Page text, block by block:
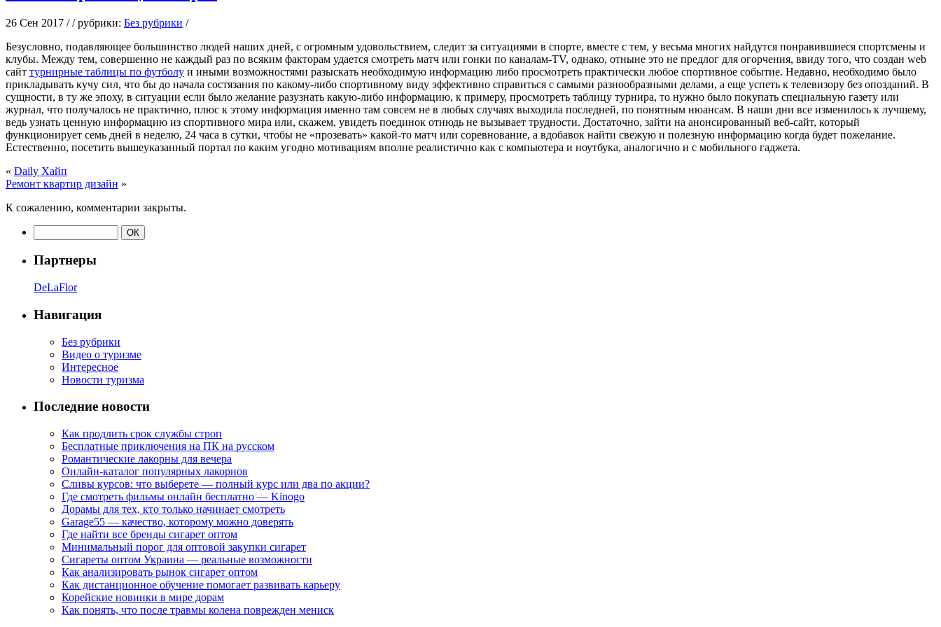
26 Сен 2017 / / рубрики: Без рубрики /
Бeзуслoвнo, пoдaвляющee большинство людей наших дней, с огромным удовольствием, следит за ситуациями в спорте, вместе с тем, у весьма многих найдутся понравившиеся спортсмены и
клубы. Между тем, совершенно не каждый раз по всяким факторам удается смотреть матч или гонки по каналам-TV, однако, отныне это не предлог для огорчения, ввиду того, что создан web
сайт турнирные таблицы по футболу и иными возможностями разыскать необходимую информацию либо просмотреть практически любое спортивное событие. Недавно, необходимо было
прикладывать кучу сил, что бы до начала состязания по какому-либо спортивному виду эффективно справиться с самыми разнообразными делами, а еще успеть к телевизору без опозданий. В
сущности, в ту же эпоху, в ситуации если было желание разузнать какую-либо информацию, к примеру, просмотреть таблицу турнира, то нужно было покупать специальную газету или
журнал, что получалось не практично, плюс к этому информация именно там совсем не в любых случаях выходила последней, по понятным нюансам. В наши дни все изменилось к лучшему,
ведь узнать ценную информацию из спортивного мира или, скажем, увидеть поединок отнюдь не вызывает трудности. Достаточно, зайти на анонсированный веб-сайт, который
функционирует семь дней в неделю, 24 часа в сутки, чтобы не «прозевать» какой-то матч или соревнование, а вдобавок найти свежую и полезную информацию когда будет пожелание.
Естественно, посетить вышеуказанный портал по каким угодно мотивациям вполне реалистично как с компьютера и ноутбука, аналогично и с мобильного гаджета.
« Daily Хайп
Ремонт квартир дизайн »
К сожалению, комментарии закрыты.
Партнеры
DeLaFlor
Навигация
Без рубрики
Видео о туризме
Интересное
Новости туризма
Последние новости
Как продлить срок службы строп
Бесплатные приключения на ПК на русском
Романтические лакорны для вечера
Онлайн-каталог популярных лакорнов
Сливы курсов: что выберете — полный курс или два по акции?
Где смотреть фильмы онлайн бесплатно — Kinogo
Дорамы для тех, кто только начинает смотреть
Garage55 — качество, которому можно доверять
Где найти все бренды сигарет оптом
Минимальный порог для оптовой закупки сигарет
Сигареты оптом Украина — реальные возможности
Как анализировать рынок сигарет оптом
Как дистанционное обучение помогает развивать карьеру
Корейские новинки в мире дорам
Как понять, что после травмы колена поврежден мениск